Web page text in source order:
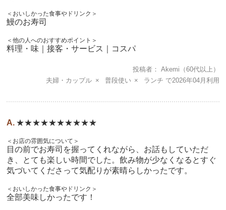
＜おいしかった食事やドリンク＞
鰻のお寿司
＜他の人へのおすすめポイント＞
料理・味｜接客・サービス｜コスパ
投稿者 Akemi （60代以上）
夫婦・カップル
普段使い ランチ 2026年04月
★★★★★★★★★★
＜お店の雰囲気について＞
目の前でお寿司を握ってくれながら、お話もしていただ
き、とても楽しい時間でした。飲み物が少なくなるとすぐ
気づいてくださって気配りが素晴らしかったです。
＜おいしかった食事やドリンク＞
全部美味しかったです！